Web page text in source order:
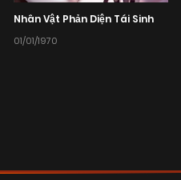
Nhân Vật Phản Diện Tái Sinh
01/01/1970